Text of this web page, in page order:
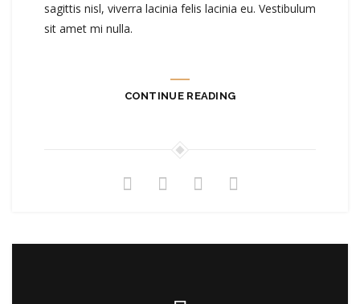
sagittis nisl, viverra lacinia felis lacinia eu. Vestibulum
sit amet mi nulla.
CONTINUE READING